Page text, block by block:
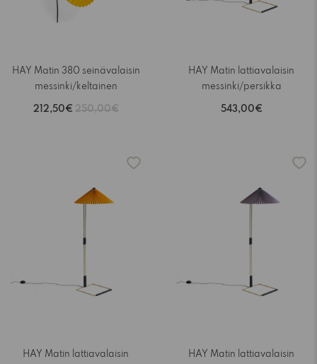
HAY Matin 380 seinävalaisin
messinki/keltainen
212,50€ 250,00€
HAY Matin lattiavalaisin
messinki/persikka
543,00€
HAY Matin lattiavalaisin
HAY Matin lattiavalaisin